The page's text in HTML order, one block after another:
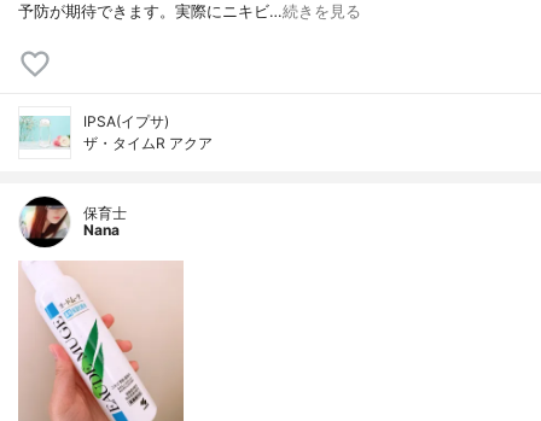
予防が期待できます。実際にニキビ…続きを見る
IPSA(イプサ)
ザ・タイムR アクア
保育士
Nana